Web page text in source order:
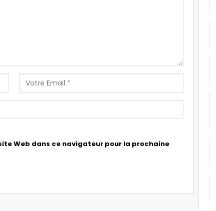
Web dans ce navigateur pour la prochaine